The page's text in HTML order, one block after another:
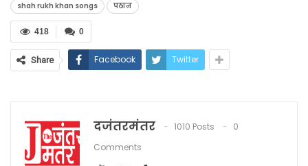
shah rukh khan songs
पठान
0
418
Share Facebook Twitter
दजंतरमंतर 1010 Posts
0
Comments